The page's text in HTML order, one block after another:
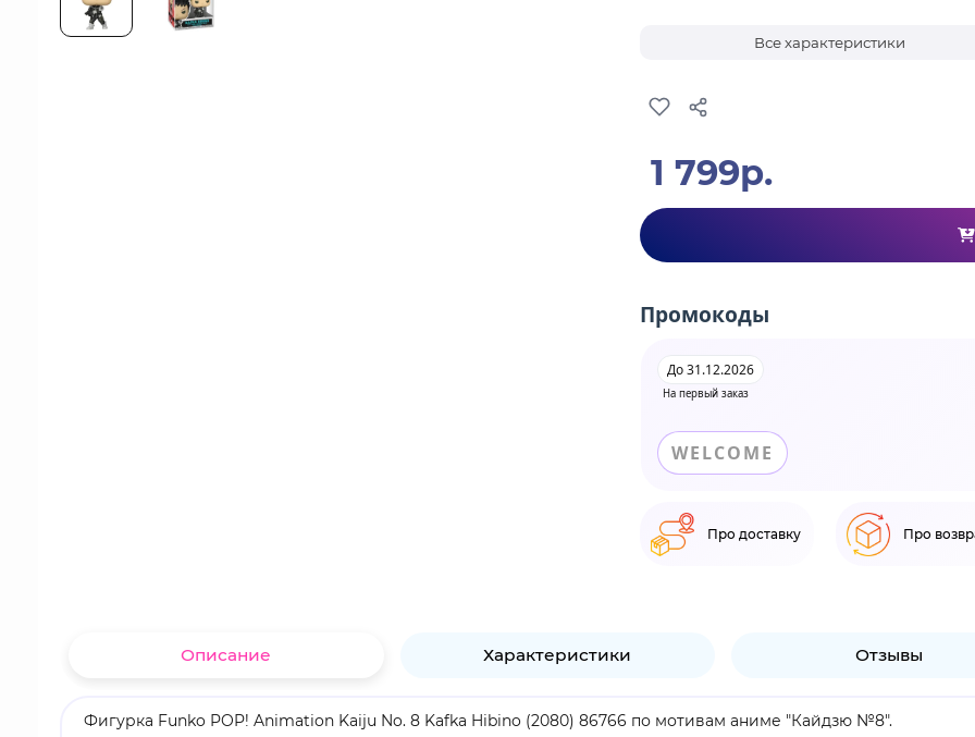
Все характеристики
1 799р.
Промокоды
На первый заказ
До 31.12.2026
WELCOME
Про доставку Про
Описание Характеристики Отзывы
Фигурка Funko POP! Animation Kaiju No. 8 Kafka Hibino (2080) 86766 по мотивам аниме "Кайдзю №8".